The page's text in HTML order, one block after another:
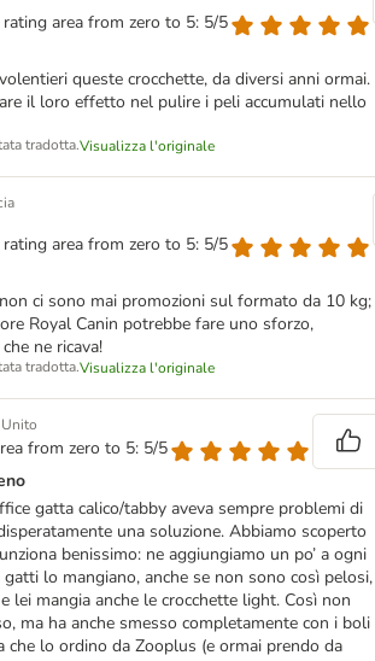
area from zero to 5: 5/5
queste crocchette, da diversi anni ormai.
il loro effetto nel pulire i peli accumulati nello
tradotta.Visualizza l'originale
area from zero to 5: 5/5
ci sono mai promozioni sul formato da 10 kg;
Royal Canin potrebbe fare uno sforzo,
ne ricava!
tradotta.Visualizza l'originale
from zero to 5: 5/5
gatta calico/tabby aveva sempre problemi di
una soluzione. Abbiamo scoperto
benissimo: ne aggiungiamo un po’ a ogni
lo mangiano, anche se non sono così pelosi,
lei mangia anche le crocchette light. Così non
ma ha anche smesso completamente con i boli
che lo ordino da Zooplus (e ormai prendo da